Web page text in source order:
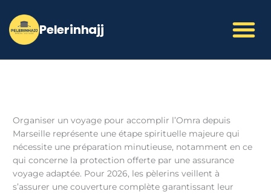
contenu
Organiser un voyage pour accomplir l’Omra depuis
Marseille représente une étape spirituelle majeure qui
nécessite une préparation minutieuse, notamment en ce
qui concerne la protection offerte par une assurance
voyage adaptée. Pour 2026, les pèlerins veillent à
s’assurer une couverture complète garantissant leur